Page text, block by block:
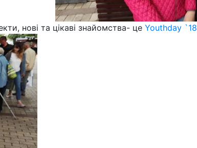
нові та цікаві знайомства- це Youthday `18